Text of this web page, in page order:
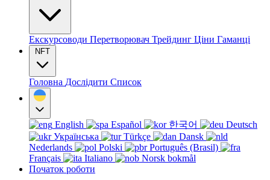
Екскурсоводи Перетворювач Трейдинг Ціни Гаманці
NFT
Головна Дослідити Список
English Español 한국어
Deutsch
Українська
Türkçe
Dansk
Nederlands
Polski
Português (Brasil)
Français
Italiano
Norsk bokmål
Початок роботи